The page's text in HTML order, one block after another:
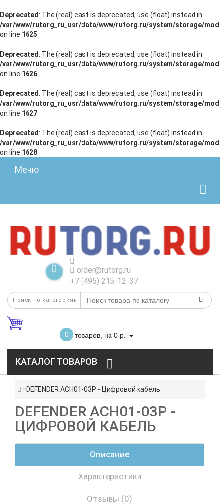
Deprecated : The (real) cast is deprecated, use (float) instead in
/var/www/rutorg_ru_usr/data/www/rutorg.ru/system/storage/
on line 1625
Deprecated : The (real) cast is deprecated, use (float) instead in
/var/www/rutorg_ru_usr/data/www/rutorg.ru/system/storage/
on line 1626
Deprecated : The (real) cast is deprecated, use (float) instead in
/var/www/rutorg_ru_usr/data/www/rutorg.ru/system/storage/
on line 1627
Deprecated : The (real) cast is deprecated, use (float) instead in
/var/www/rutorg_ru_usr/data/www/rutorg.ru/system/storage/
on line 1628
Меню
order@rutorg.ru
+7 (495) 215-12-37
0 товаров, на 0 р.
КАТАЛОГ ТОВАРОВ
DEFENDER ACH01-03P - Цифровой кабель
DEFENDER ACH01-03P -
ЦИФРОВОЙ КАБЕЛЬ
Описание
Характеристики
Отзывы (0)